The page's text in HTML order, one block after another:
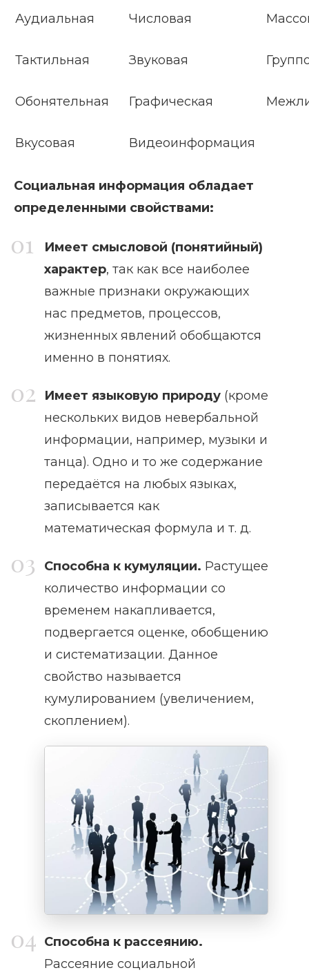
Аудиальная
Тактильная
Обонятельная
Вкусовая
Числовая
Звуковая
Графическая
Видеоинформация
Социальная информация обладает
определенными свойствами:
Имеет смысловой (понятийный)
характер, так как все наиболее
важные признаки окружающих
нас предметов, процессов,
жизненных явлений обобщаются
именно в понятиях.
Имеет языковую природу (кроме
нескольких видов невербальной
информации, например, музыки и
танца). Одно и то же содержание
передаётся на любых языках,
записывается как
математическая формула и т. д.
Способна к кумуляции. Растущее
количество информации со
временем накапливается,
подвергается оценке, обобщению
и систематизации. Данное
свойство называется
кумулированием (увеличением,
скоплением).
Способна к рассеянию.
Рассеяние социальной